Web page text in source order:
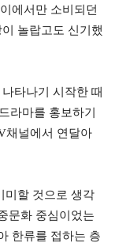
에서만 소비되던
놀랍고도 신기했
타나기 시작한 때
라마를 홍보하기
채널에서 연달아
미할 것으로 생각
문화 중심이었는
한류를 접하는 층